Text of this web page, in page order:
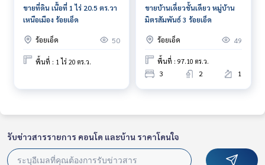
ขายที่ดิน เนื้อที่ 1 ไร่ 20.5 ตร.วา
เหนือเมือง ร้อยเอ็ด
ร้อยเอ็ด 50
พื้นที่ : 1 ไร่ 20 ตร.ว.
ขายบ้านเดี่ยวชั้นเดียว หมู่บ้าน
มิตรสัมพันธ์ 3 ร้อยเอ็ด
ร้อยเอ็ด 49
พื้นที่ : 97.10 ตร.ว.
3 2 1
รับข่าวสารรายการ คอนโด และบ้าน ราคาโดนใจ